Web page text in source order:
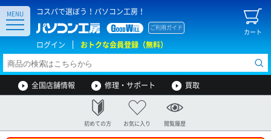
コスパで選ぼう！パソコン工房！
カート
ご利用ガイド
ログイン おトクな会員登録（無料）
MENU
全国店舗情報 修理・サポート 買取
初めての方 お気に入り 閲覧履歴